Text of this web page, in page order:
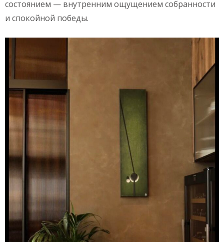
состоянием — внутренним ощущением собранности
и спокойной победы.